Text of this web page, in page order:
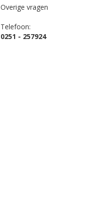
Overige vragen
Telefoon:
0251 - 257924